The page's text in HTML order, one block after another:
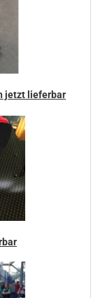
jetzt lieferbar